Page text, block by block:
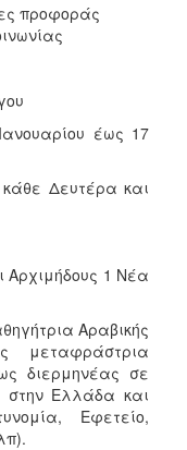
προφοράς
έως 17
Δευτέρα και
Αρχιμήδους 1 Νέα
Αραβικής
μεταφράστρια
διερμηνέας σε
στην Ελλάδα και
Εφετείο,